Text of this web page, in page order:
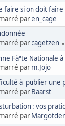
faire si on doit faire
paren_cage
parcagetzen
Fàªte Nationale
par m.Jojo
à publier une
par Baarst
: vos
par